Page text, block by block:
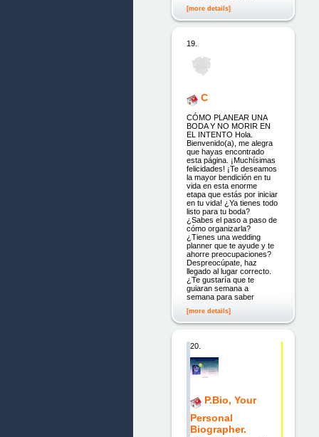
[more details]
19.
C
CÓMO PLANEAR UNA
BODA Y NO MORIR EN
EL INTENTO Hola.
Bienvenido(a), me alegra
que hayas encontrado
esta página. ¡Muchísimas
felicidades! ¡Te deseamos
la mayor bendición en tu
vida en esta enorme
etapa que estás por iniciar
en tu vida! ¿Ya tienes todo
listo para tu boda?
¿Sabes el paso a paso de
cómo organizarla?
¿Tienes una wedding
planner que te ayude y te
ahorre preocupaciones?
Despreocúpate, haz
llegado al lugar correcto.
¿Te gustaría que te
guiaran semana a
semana para saber
[more details]
20.
P.Bio, Your
Personal
Biographer.